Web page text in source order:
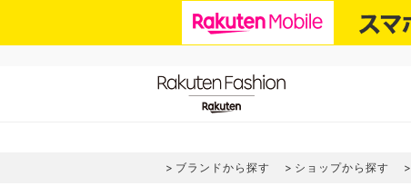
ブランドから探す ショップから探す